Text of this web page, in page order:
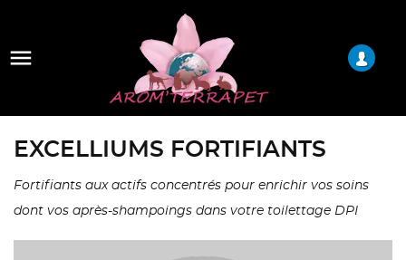

EXCELLIUMS FORTIFIANTS
Fortifiants aux actifs concentrés pour enrichir vos soins
dont vos après-shampoings dans votre toilettage DPI